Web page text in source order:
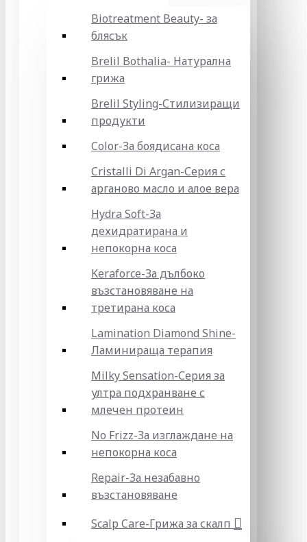
Biotreatment Beauty- за
блясък
Brelil Bothalia- Натурална
грижа
Brelil Styling-Стилизиращи
продукти
Color-За боядисана коса
Cristalli Di Argan-Серия с
арганово масло и алое вера
Hydra Soft-За
дехидратирана и
непокорна коса
Keraforce-За дълбоко
възстановяване на
третирана коса
Lamination Diamond Shine-
Ламинираща терапия
Milky Sensation-Серия за
ултра подхранване с
млечен протеин
No Frizz-За изглаждане на
непокорна коса
Repair-За незабавно
възстановяване
Scalp Care-Грижа за скалп